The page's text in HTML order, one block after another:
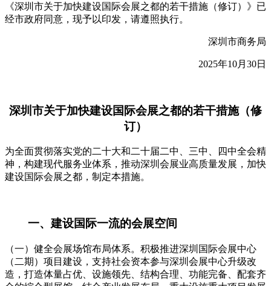
《深圳市关于加快建设国际会展之都的若干措施（修订）》已
经市政府同意，现予以印发，请遵照执行。
深圳市商务局
2025年10月30日
深圳市关于加快建设国际会展之都的若干措施（修
订）
为全面贯彻落实党的二十大和二十届二中、三中、四中全会精
神，构建现代服务业体系，推动深圳会展业高质量发展，加快
建设国际会展之都，制定本措施。
一、建设国际一流的会展空间
（一）健全会展场馆布局体系。积极推进深圳国际会展中心
（二期）项目建设，支持社会资本参与深圳会展中心升级改
造，打造体量占优、设施领先、结构合理、功能完备、配套齐